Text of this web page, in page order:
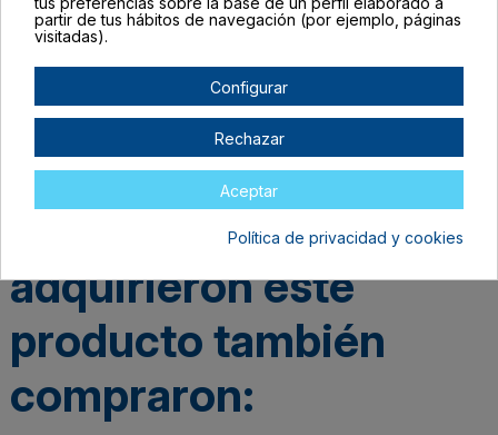
Los clientes que
adquirieron este
producto también
compraron:
partir de tus hábitos de navegación (por ejemplo, páginas
visitadas).
Configurar
Rechazar
Aceptar
Política de privacidad y cookies